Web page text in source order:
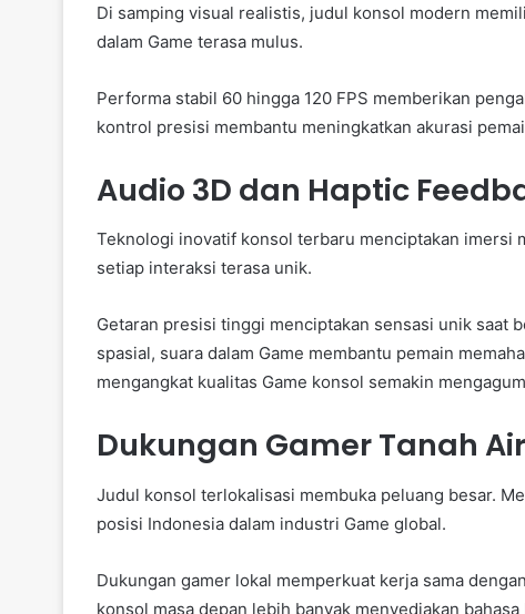
Di samping visual realistis, judul konsol modern
dalam Game terasa mulus.
Performa stabil 60 hingga 120 FPS memberikan
kontrol presisi membantu meningkatkan akurasi
Audio 3D dan Haptic
Teknologi inovatif konsol terbaru menciptakan imersi
setiap interaksi terasa unik.
Getaran presisi tinggi menciptakan sensasi unik saat
spasial, suara dalam Game membantu pemain
mengangkat kualitas Game konsol semakin
Dukungan Gamer Tanah Air
Judul konsol terlokalisasi membuka peluang besar.
posisi Indonesia dalam industri Game global.
Dukungan gamer lokal memperkuat kerja sama
konsol masa depan lebih banyak menyediakan bahasa